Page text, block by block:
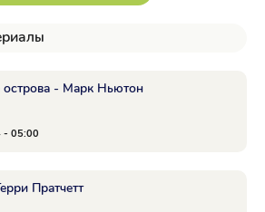
острова - Марк Ньютон
- 05:00
Пратчетт